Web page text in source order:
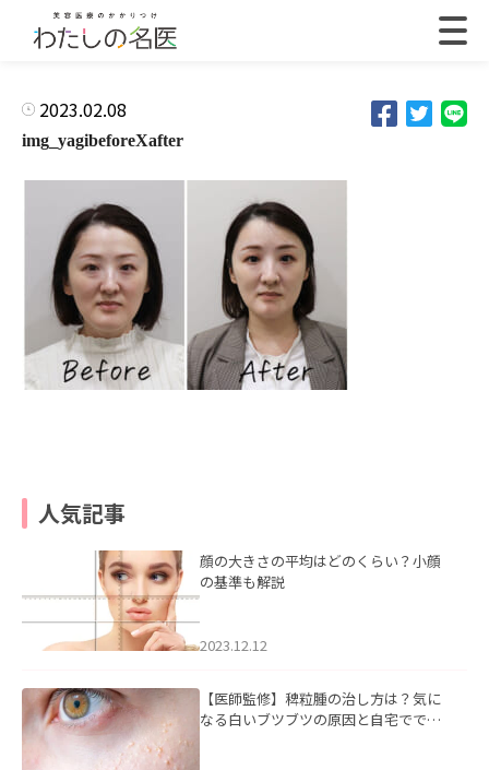
2023.02.08
img_yagibeforeXafter
人気記事
顔の大きさの平均はどのくらい？小顔
の基準も解説
2023.12.12
【医師監修】稗粒腫の治し方は？気に
なる白いブツブツの原因と自宅ででき